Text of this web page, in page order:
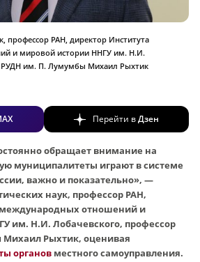
профессор РАН, директор Института
и мировой истории ННГУ им. Н.И.
РУДН им. П. Лумумбы Михаил Рыхтик
Перейти вДзен
обращает внимание на
муниципалитеты играют в системе
важно и показательно», —
наук, профессор РАН,
международных отношений и
им. Н.И. Лобачевского, профессор
Рыхтик, оценивая
органов местного самоуправления.